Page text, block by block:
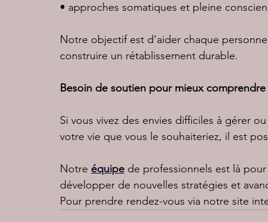
• approches somatiques et pleine
Notre objectif est d’aider chaque
construire un rétablissement durable.
Besoin de soutien pour mieux comprendre
Si vous vivez des envies difficiles à gérer
votre vie que vous le souhaiteriez, il est
Notre équipe de professionnels est là
développer de nouvelles stratégies et
Pour prendre rendez-vous via notre site